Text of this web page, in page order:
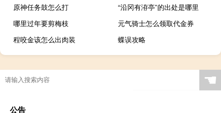
原神任务鼓怎么打
“沿冈有洊亭”的出处是哪里
哪里过年要剪梅枝
元气骑士怎么领取代金券
程咬金该怎么出肉装
蝶误攻略
☚
公告